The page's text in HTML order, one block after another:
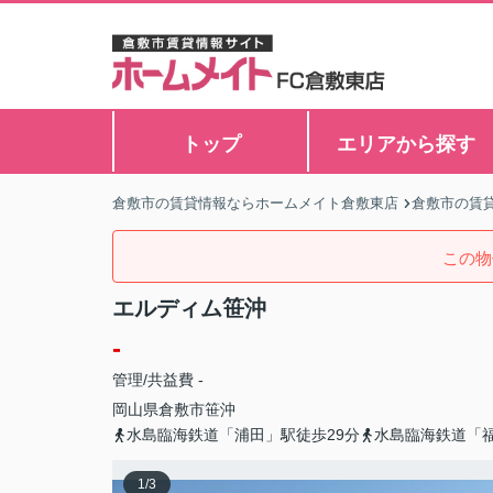
トップ エリアから探す
倉敷市の賃貸情報ならホームメイト倉敷東店 倉敷市の賃
この
エルディム笹沖
-
管理/共益費 -
岡山県倉敷市笹沖
水島臨海鉄道「浦田」駅徒歩29分
水島臨海鉄道「
1/3